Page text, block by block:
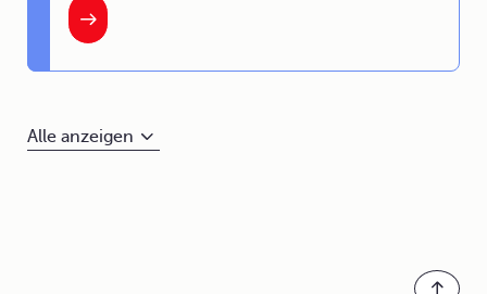
Alle anzeigen